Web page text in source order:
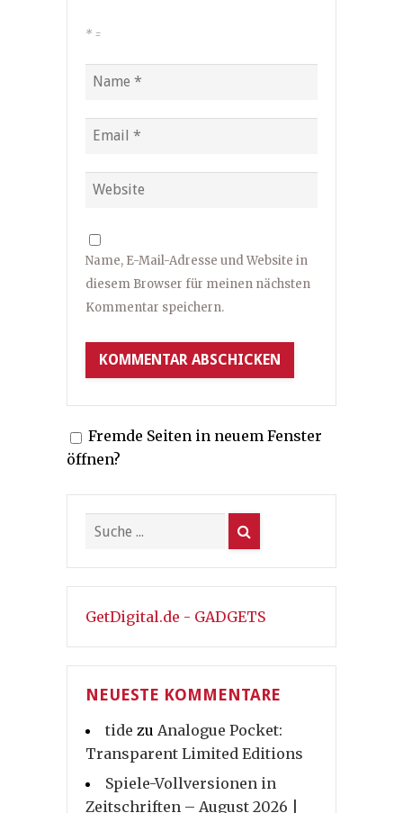
* =
Name, E-Mail-Adresse und Website in
diesem Browser für meinen nächsten
Kommentar speichern.
Fremde Seiten in neuem Fenster
öffnen?
GetDigital.de - GADGETS
NEUESTE KOMMENTARE
tide zu Analogue Pocket:
Transparent Limited Editions
Spiele-Vollversionen in
Zeitschriften – August 2026 |